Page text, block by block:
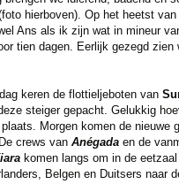
hierboven). Op het heetst van
Ans als ik zijn wat in mineur
tien dagen. Eerlijk gezegd zien
keren de flottieljeboten van
steiger gepacht. Gelukkig
Morgen komen de nieuwe
crews van Anégadaen de
komen langs om in de
Belgen en Duitsers naar